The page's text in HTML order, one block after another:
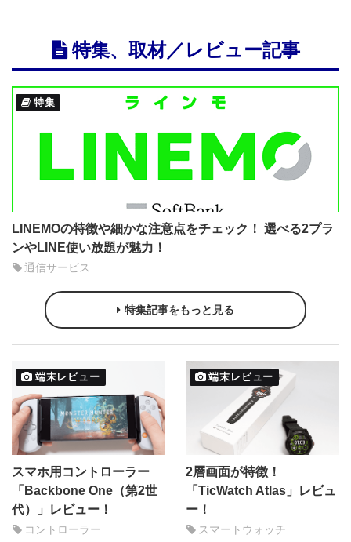
特集、取材／レビュー記事
特集
LINEMOの特徴や細かな注意点をチェック！ 選べる2プラ
ンやLINE使い放題が魅力！
通信サービス
特集記事をもっと見る
端末レビュー
スマホ用コントローラー
「Backbone One（第2世
代）」レビュー！
コントローラー
端末レビュー
2層画面が特徴！
「TicWatch Atlas」レビュ
ー！
スマートウォッチ